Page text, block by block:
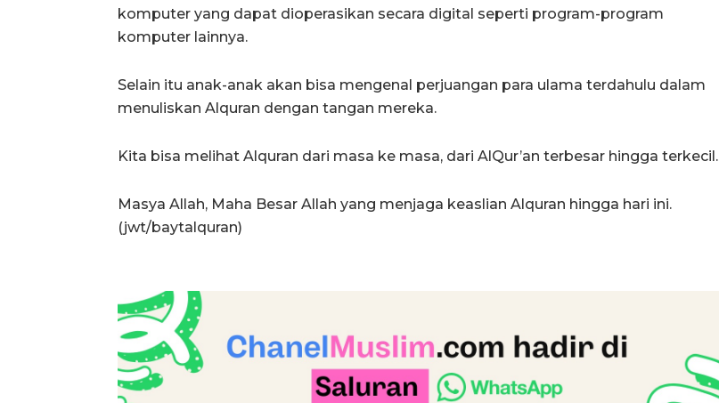
komputer yang dapat dioperasikan secara digital seperti program-program
komputer lainnya.
Selain itu anak-anak akan bisa mengenal perjuangan para ulama terdahulu dalam
menuliskan Alquran dengan tangan mereka.
Kita bisa melihat Alquran dari masa ke masa, dari AlQur’an terbesar hingga terkecil.
Masya Allah, Maha Besar Allah yang menjaga keaslian Alquran hingga hari ini.
(jwt/baytalquran)